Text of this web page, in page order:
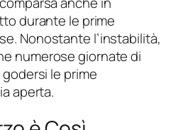
durante le prime
Nonostante l’instabilità,
numerose giornate di
le prime
aperta.